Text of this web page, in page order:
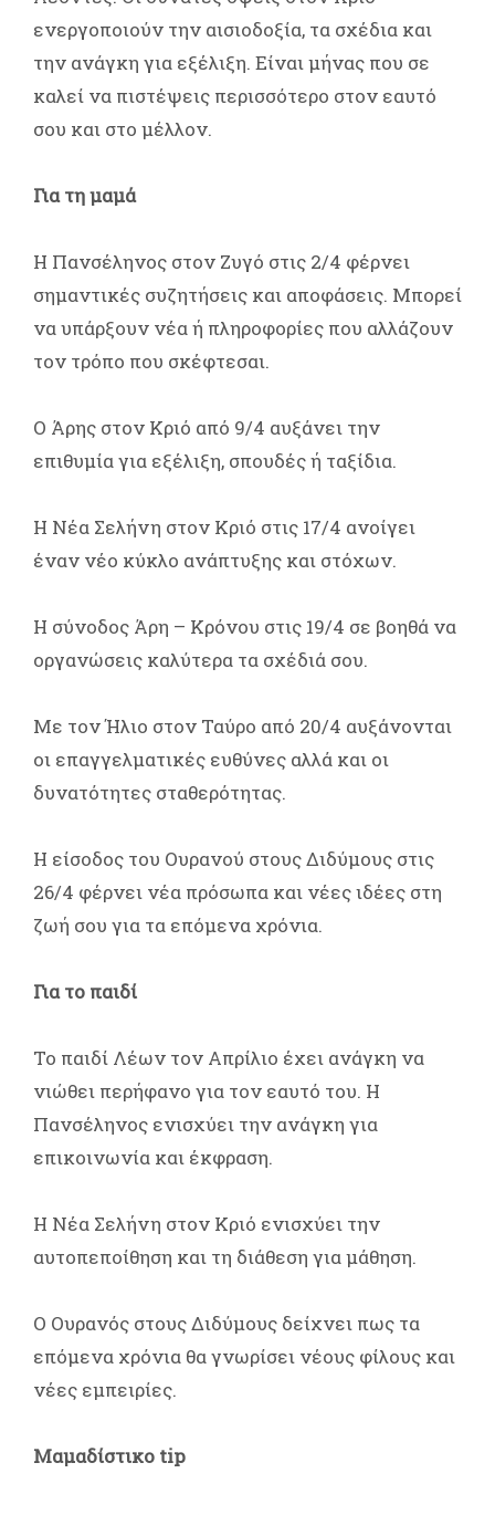
ενεργοποιούν την αισιοδοξία, τα σχέδια και
την ανάγκη για εξέλιξη. Είναι μήνας που σε
καλεί να πιστέψεις περισσότερο στον εαυτό
σου και στο μέλλον.
Για τη μαμά
Η Πανσέληνος στον Ζυγό στις 2/4 φέρνει
σημαντικές συζητήσεις και αποφάσεις. Μπορεί
να υπάρξουν νέα ή πληροφορίες που αλλάζουν
τον τρόπο που σκέφτεσαι.
Ο Άρης στον Κριό από 9/4 αυξάνει την
επιθυμία για εξέλιξη, σπουδές ή ταξίδια.
Η Νέα Σελήνη στον Κριό στις 17/4 ανοίγει
έναν νέο κύκλο ανάπτυξης και στόχων.
Η σύνοδος Άρη – Κρόνου στις 19/4 σε βοηθά να
οργανώσεις καλύτερα τα σχέδιά σου.
Με τον Ήλιο στον Ταύρο από 20/4 αυξάνονται
οι επαγγελματικές ευθύνες αλλά και οι
δυνατότητες σταθερότητας.
Η είσοδος του Ουρανού στους Διδύμους στις
26/4 φέρνει νέα πρόσωπα και νέες ιδέες στη
ζωή σου για τα επόμενα χρόνια.
Για το παιδί
Το παιδί Λέων τον Απρίλιο έχει ανάγκη να
νιώθει περήφανο για τον εαυτό του. Η
Πανσέληνος ενισχύει την ανάγκη για
επικοινωνία και έκφραση.
Η Νέα Σελήνη στον Κριό ενισχύει την
αυτοπεποίθηση και τη διάθεση για μάθηση.
Ο Ουρανός στους Διδύμους δείχνει πως τα
επόμενα χρόνια θα γνωρίσει νέους φίλους και
νέες εμπειρίες.
Μαμαδίστικο tip